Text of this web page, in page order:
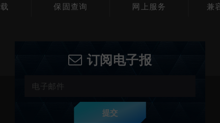
保固查询 网上服务 兼
订阅电子报
提交